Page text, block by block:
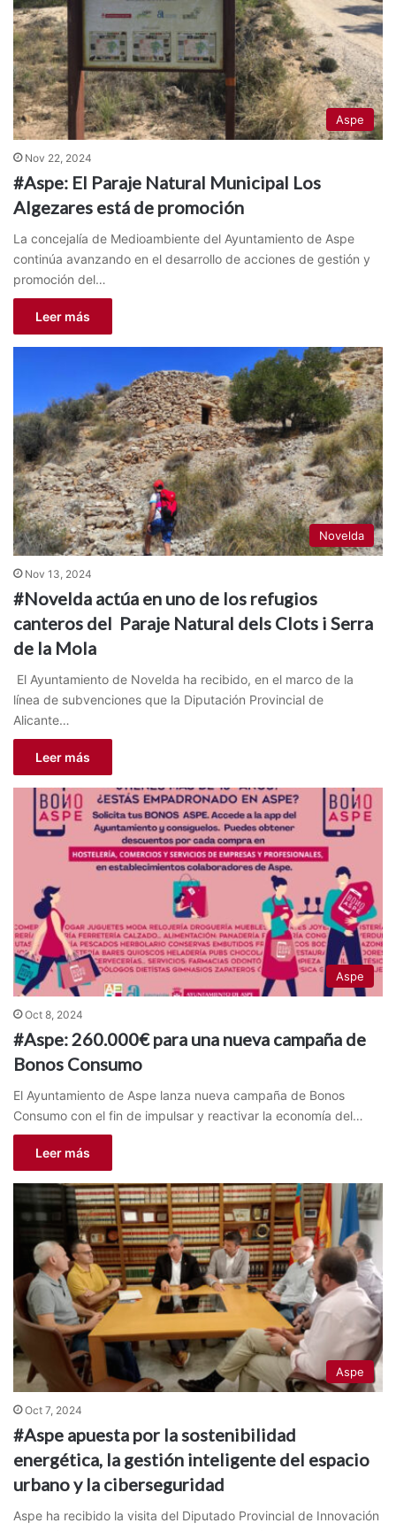
Aspe
Nov 22, 2024
#Aspe: El Paraje Natural Municipal Los
Algezares está de promoción
La concejalía de Medioambiente del Ayuntamiento de Aspe
continúa avanzando en el desarrollo de acciones de gestión y
promoción del…
Leer más
Novelda
Nov 13, 2024
#Novelda actúa en uno de los refugios
canteros del Paraje Natural dels Clots i Serra
de la Mola
El Ayuntamiento de Novelda ha recibido, en el marco de la
línea de subvenciones que la Diputación Provincial de
Alicante…
Leer más
Aspe
Oct 8, 2024
#Aspe: 260.000€ para una nueva campaña de
Bonos Consumo
El Ayuntamiento de Aspe lanza nueva campaña de Bonos
Consumo con el fin de impulsar y reactivar la economía del…
Leer más
Aspe
Oct 7, 2024
#Aspe apuesta por la sostenibilidad
energética, la gestión inteligente del espacio
urbano y la ciberseguridad
Aspe ha recibido la visita del Diputado Provincial de Innovación